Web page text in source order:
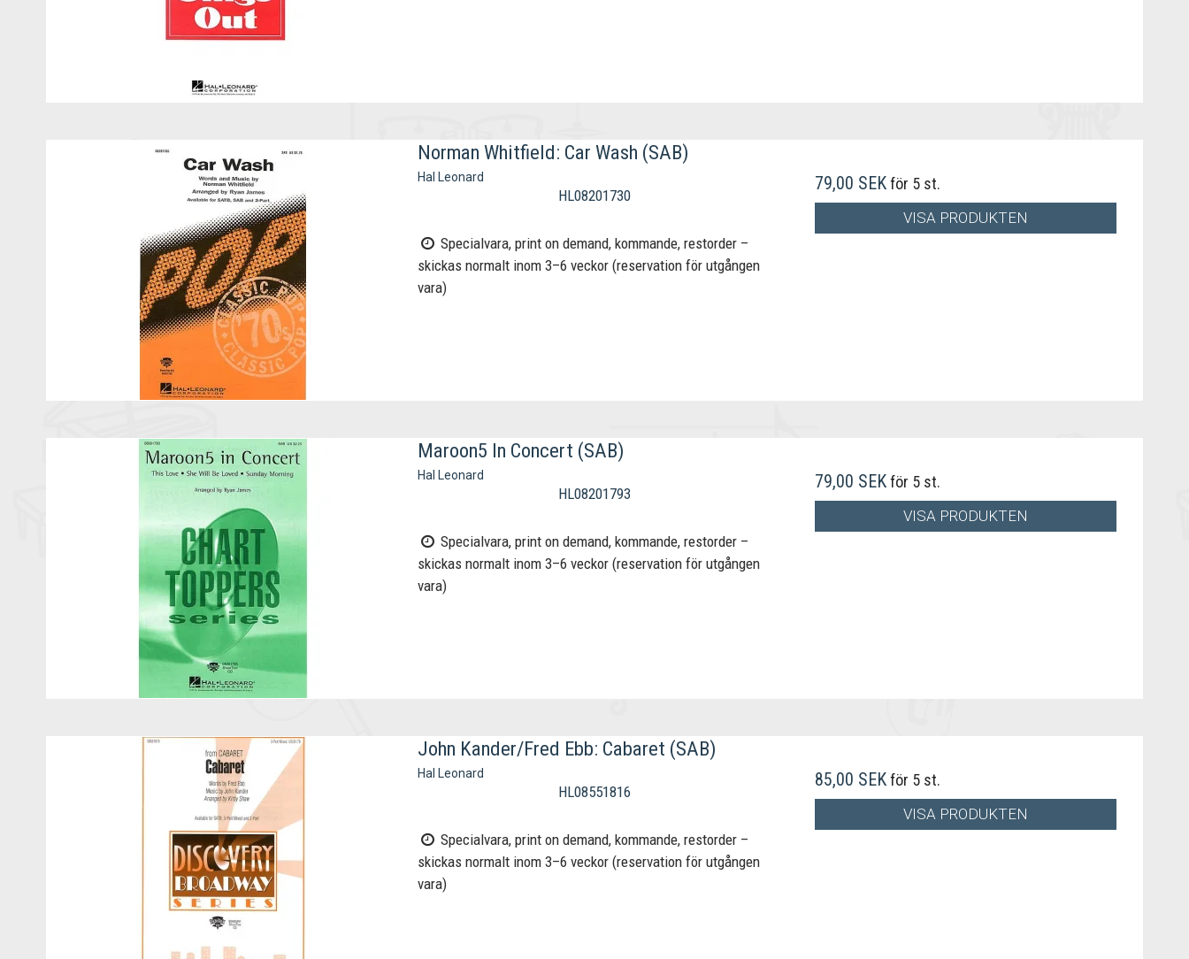
Norman Whitfield: Car Wash (SAB)
Hal Leonard
HL08201730
Specialvara, print on demand, kommande, restorder –
skickas normalt inom 3–6 veckor (reservation för utgången
vara)
79,00 SEKför 5 st.
VISA PRODUKTEN
Maroon5 In Concert (SAB)
Hal Leonard
HL08201793
Specialvara, print on demand, kommande, restorder –
skickas normalt inom 3–6 veckor (reservation för utgången
vara)
79,00 SEKför 5 st.
VISA PRODUKTEN
John Kander/Fred Ebb: Cabaret (SAB)
Hal Leonard
HL08551816
Specialvara, print on demand, kommande, restorder –
skickas normalt inom 3–6 veckor (reservation för utgången
vara)
85,00 SEKför 5 st.
VISA PRODUKTEN